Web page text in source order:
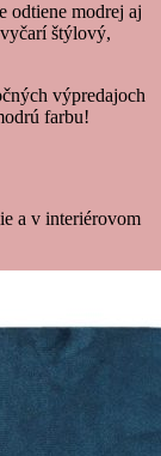
odtiene modrej aj
štýlový,
výpredajoch
farbu!
a v interiérovom